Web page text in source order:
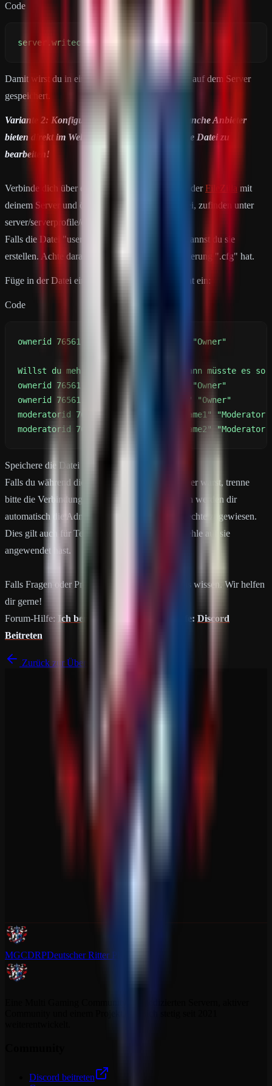
Code
server.writecfg
Damit wirst du in einer Datei namens " user.cfg
" auf dem Server
gespeichert.
Variante 2: Konfigurationsdatei "user.cfg", manche Anbieter
bieten direkt im Webpanel die funktion an, diese Datei zu
bearbeiten!
Verbinde dich über ein FTP-Tool wie oderFileZilla mit
deinem Server und öffne den Pfad bzw. die Datei, zufinden unter
server/serverprofile/cfg/users.cfg
Falls die Datei "users.cfg" nicht vorhanden ist, kannst du sie
erstellen. Achte darauf, dass die Datei die Erweiterung ".cfg" hat.
Füge in der Datei eine Zeile im folgenden Format ein:
Code
moderatorid 7656119811640002 "username2" "Moderator"
Speichere die Datei ab und schließe sie.
Falls du während dieses Zeitraums auf dem Server warst, trenne
bitte die Verbindung und tritt erneut bei. Dadurch werden dir
automatisch die Administrator- oder Moderatorrechte zugewiesen.
Dies gilt auch für Teammitglieder, wenn du Befehle auf sie
angewendet hast.
Falls Fragen oder Probleme auftreten, lass es uns wissen. Wir helfen
dir gerne!
Forum-Hilfe: Ich benötige Hilfe | Discord-Hilfe: Discord
Beitreten
Zurück zur Übersicht
MGCDRPDeutscher Ritter Platz
Discord beitreten